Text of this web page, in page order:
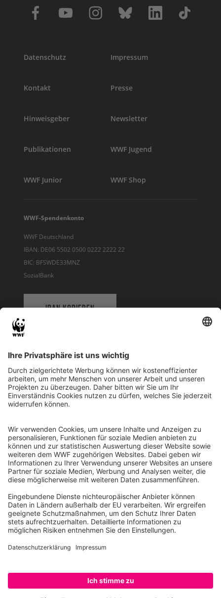
Datenschutz Impressum
Kontakt Presse
Hinweisgeber Newsletter
Publikationen WWF Jugend
WWF Junior WWF Shop
WWF-Spendenkonto
WWF Deutschland
IBAN: DE06 5502 0500 0222 2222 22
BIC: BFSWDE33MNZ
SozialBank
IBAN KOPIEREN
WWF Deutschland
Reinhardtstr. 18
10117 Berlin
Ihre Spende kann steuerlich geltend gemacht werden
Registriert als Stiftung WWF Deutschland, Senatsverwaltung für
Justiz Berlin, Az: 3416/976/2
Umsatzsteuer-Identifikationsnummer: DE 114236103
Freistellungsbescheid: Als gemeinnützige Körperschaft befreit
von der Körperschaftssteuer gem. §5 I 9 KStg. unter der
Steuernummer 27/641/09321